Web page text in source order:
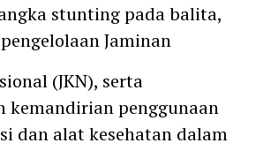
stunting pada balita,
Jaminan
(JKN), serta
kemandirian penggunaan
dan alat kesehatan dalam